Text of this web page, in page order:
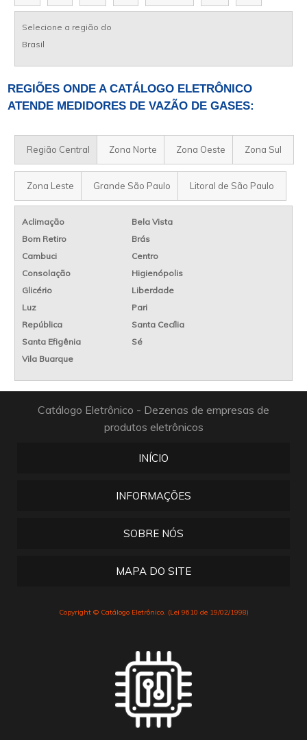
Selecione a região do
Brasil
REGIÕES ONDE A CATÁLOGO ELETRÔNICO
ATENDE MEDIDORES DE VAZÃO DE GASES:
Região Central Zona Norte Zona Oeste Zona Sul
Zona Leste Grande São Paulo Litoral de São Paulo
Aclimação
Bela Vista
Bom Retiro
Brás
Cambuci
Centro
Consolação
Higienópolis
Glicério
Liberdade
Luz
Pari
República
Santa Cecília
Santa Efigênia
Sé
Vila Buarque
Catálogo Eletrônico - Dezenas de empresas de
produtos eletrônicos
INÍCIO
INFORMAÇÕES
SOBRE NÓS
MAPA DO SITE
Copyright © Catálogo Eletrônico. (Lei 9610 de 19/02/1998)